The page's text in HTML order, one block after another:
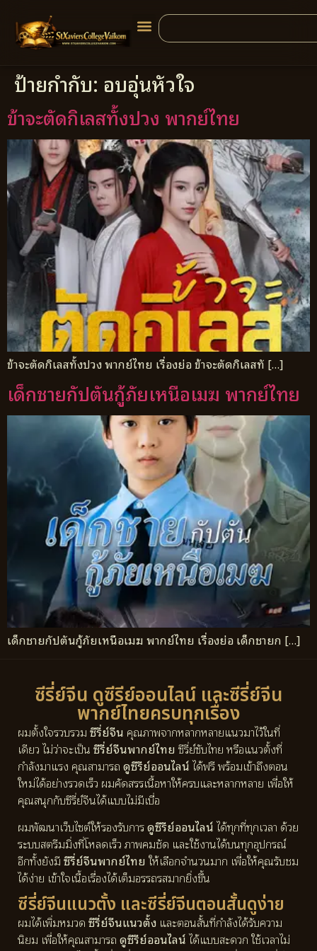
ป้ายกำกับ: อบอุ่นหัวใจ
ข้าจะตัดกิเลสทั้งปวง พากย์ไทย
ข้าจะตัดกิเลสทั้งปวง พากย์ไทย เรื่องย่อ ข้าจะตัดกิเลสทั […]
เด็กชายกัปตันกู้ภัยเหนือเมฆ พากย์ไทย
เด็กชายกัปตันกู้ภัยเหนือเมฆ พากย์ไทย เรื่องย่อ เด็กชายก […]
ซีรี่ย์จีน ดูซีรีย์ออนไลน์ และซีรี่ย์จีน
พากย์ไทยครบทุกเรื่อง
ผมตั้งใจรวบรวมซีรี่ย์จีน คุณภาพจากหลากหลายแนวมาไว้ในที่
เดียว ไม่ว่าจะเป็นซีรี่ย์จีนพากย์ไทยซีรี่ย์ซับไทย หรือแนวตั้งที่
กำลังมาแรง คุณสามารถดูซีรีย์ออนไลน์ได้ฟรี พร้อมเข้าถึงตอน
ใหม่ได้อย่างรวดเร็ว ผมคัดสรรเนื้อหาให้ครบและหลากหลาย เพื่อให้
คุณสนุกกับซีรี่ย์จีนได้แบบไม่มีเบื่อ
ผมพัฒนาเว็บไซต์ให้รองรับการดูซีรีย์ออนไลน์ได้ทุกที่ทุกเวลา ด้วย
ระบบสตรีมมิ่งที่โหลดเร็ว ภาพคมชัด และใช้งานได้บนทุกอุปกรณ์
อีกทั้งยังมีซีรี่ย์จีนพากย์ไทยให้เลือกจำนวนมาก เพื่อให้คุณรับชม
ได้ง่าย เข้าใจเนื้อเรื่องได้เต็มอรรถรสมากยิ่งขึ้น
ซีรี่ย์จีนแนวตั้ง และซีรี่ย์จีนตอนสั้นดูง่าย
ผมได้เพิ่มหมวดซีรี่ย์จีนแนวตั้ง และตอนสั้นที่กำลังได้รับความ
นิยม เพื่อให้คุณสามารถดูซีรีย์ออนไลน์ได้แบบสะดวก ใช้เวลาไม่